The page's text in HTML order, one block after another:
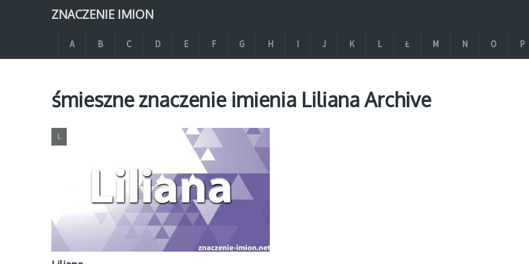
ZNACZENIE IMION
A B C D E F G H I J K L Ł M N O P
śmieszne znaczenie imienia Liliana Archive
L